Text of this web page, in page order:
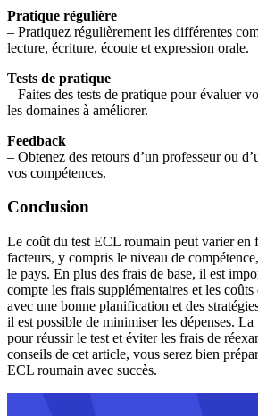
Pratique régulière
– Pratiquez régulièrement les différentes
lecture, écriture, écoute et expression orale.
Tests de pratique
– Faites des tests de pratique pour évaluer
les domaines à améliorer.
Feedback
– Obtenez des retours d’un professeur ou
vos compétences.
Conclusion
Le coût du test ECL roumain peut varier en
facteurs, y compris le niveau de
le pays. En plus des frais de base, il est
compte les frais supplémentaires et les coûts
avec une bonne planification et des
il est possible de minimiser les dépenses.
pour réussir le test et éviter les frais de
conseils de cet article, vous serez bien
ECL roumain avec succès.